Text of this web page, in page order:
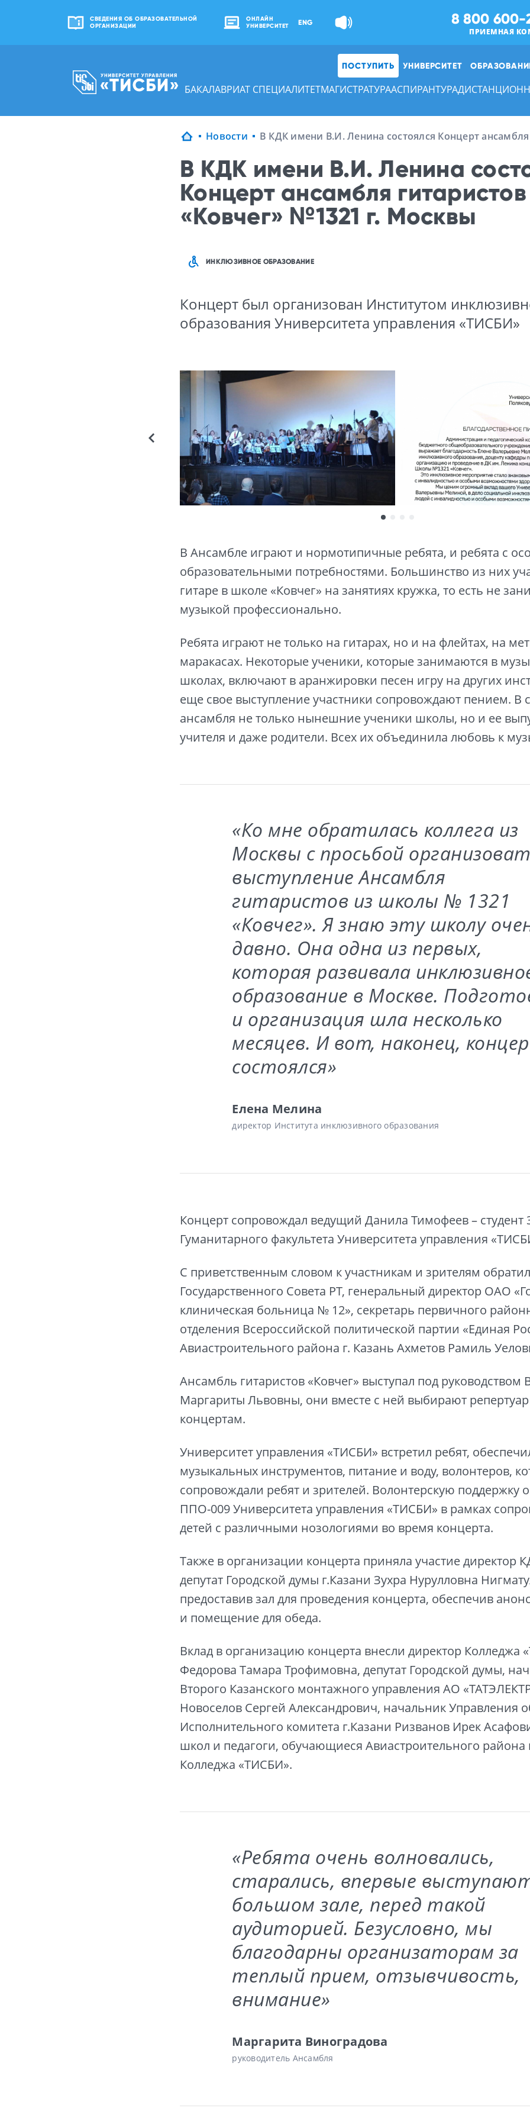
СВЕДЕНИЯ ОБ ОБРАЗОВАТЕЛЬНОЙ
ОРГАНИЗАЦИИ
ОНЛАЙН
УНИВЕРСИТЕТ
ENG 8 800 600-
ПРИЕМНАЯ
ПОСТУПИТЬ УНИВЕРСИТЕТ
БАКАЛАВРИАТ СПЕЦИАЛИТЕТМАГИСТРАТУРААСПИРАНТУРА
Новости В КДК имени В.И. Ленина состоялся Концерт
В КДК имени В.И. Ленина
Концерт ансамбля
«Ковчег» №1321 г. Москвы
ИНКЛЮЗИВНОЕ ОБРАЗОВАНИЕ
Концерт был организован Институтом
образования Университета управления «ТИСБИ»
В Ансамбле играют и нормотипичные ребята, и ребята с
образовательными потребностями. Большинство из них
гитаре в школе «Ковчег» на занятиях кружка, то есть не
музыкой профессионально.
Ребята играют не только на гитарах, но и на флейтах, на
маракасах. Некоторые ученики, которые занимаются в
школах, включают в аранжировки песен игру на других
еще свое выступление участники сопровождают пением. В
ансамбля не только нынешние ученики школы, но и ее
учителя и даже родители. Всех их объединила любовь к
«Ко мне обратилась коллега из
Москвы с просьбой
выступление Ансамбля
гитаристов из школы № 1321
«Ковчег». Я знаю эту школу
давно. Она одна из первых,
которая развивала
образование в Москве.
и организация шла несколько
месяцев. И вот, наконец,
состоялся»
Елена Мелина
директор Института инклюзивного образования
Концерт сопровождал ведущий Данила Тимофеев – студент
Гуманитарного факультета Университета управления
С приветственным словом к участникам и зрителям
Государственного Совета РТ, генеральный директор ОАО
клиническая больница № 12», секретарь первичного
отделения Всероссийской политической партии «Единая
Авиастроительного района г. Казань Ахметов Рамиль
Ансамбль гитаристов «Ковчег» выступал под руководством
Маргариты Львовны, они вместе с ней выбирают репертуар
концертам.
Университет управления «ТИСБИ» встретил ребят,
музыкальных инструментов, питание и воду, волонтеров,
сопровождали ребят и зрителей. Волонтерскую поддержку
ППО-009 Университета управления «ТИСБИ» в рамках
детей с различными нозологиями во время концерта.
Также в организации концерта приняла участие директор
депутат Городской думы г.Казани Зухра Нурулловна
предоставив зал для проведения концерта, обеспечив
и помещение для обеда.
Вклад в организацию концерта внесли директор Колледжа
Федорова Тамара Трофимовна, депутат Городской думы,
Второго Казанского монтажного управления АО
Новоселов Сергей Александрович, начальник Управления
Исполнительного комитета г.Казани Ризванов Ирек
школ и педагоги, обучающиеся Авиастроительного района
Колледжа «ТИСБИ».
«Ребята очень волновались,
старались, впервые
большом зале, перед такой
аудиторией. Безусловно, мы
благодарны организаторам за
теплый прием, отзывчивость,
внимание»
Маргарита Виноградова
руководитель Ансамбля